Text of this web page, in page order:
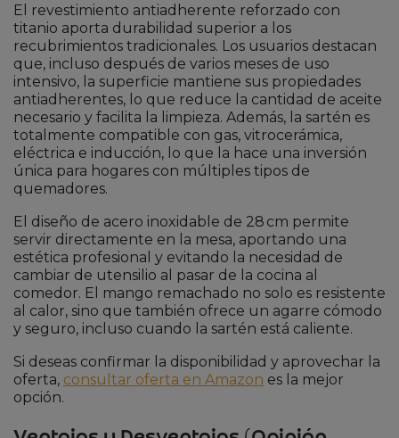
El revestimiento antiadherente reforzado con
titanio aporta durabilidad superior a los
recubrimientos tradicionales. Los usuarios destacan
que, incluso después de varios meses de uso
intensivo, la superficie mantiene sus propiedades
antiadherentes, lo que reduce la cantidad de aceite
necesario y facilita la limpieza. Además, la sartén es
totalmente compatible con gas, vitrocerámica,
eléctrica e inducción, lo que la hace una inversión
única para hogares con múltiples tipos de
quemadores.
El diseño de acero inoxidable de 28 cm permite
servir directamente en la mesa, aportando una
estética profesional y evitando la necesidad de
cambiar de utensilio al pasar de la cocina al
comedor. El mango remachado no solo es resistente
al calor, sino que también ofrece un agarre cómodo
y seguro, incluso cuando la sartén está caliente.
Si deseas confirmar la disponibilidad y aprovechar la
oferta, consultar oferta en Amazon es la mejor
opción.